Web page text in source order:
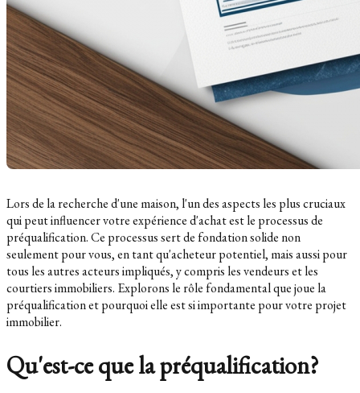
Lors de la recherche d'une maison, l'un des aspects les plus cruciaux
qui peut influencer votre expérience d'achat est le processus de
préqualification. Ce processus sert de fondation solide non
seulement pour vous, en tant qu'acheteur potentiel, mais aussi pour
tous les autres acteurs impliqués, y compris les vendeurs et les
courtiers immobiliers. Explorons le rôle fondamental que joue la
préqualification et pourquoi elle est si importante pour votre projet
immobilier.
Qu'est-ce que la préqualification?